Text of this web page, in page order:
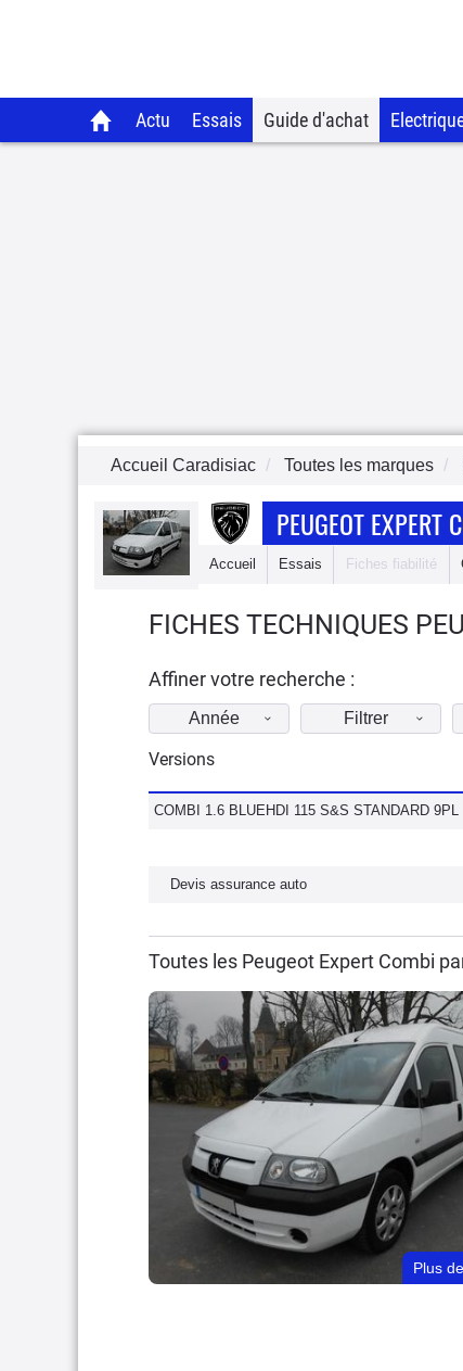
Actu Essais Guide d'achat
Accueil Caradisiac Toutes les marques
PEUGEOT EXPERT
Accueil Essais Fiches fiabilité
FICHES TECHNIQUES
Affiner votre recherche :
Année Filtrer
Versions
COMBI 1.6 BLUEHDI 115 S&S STANDARD 9PL
Devis assurance auto
Toutes les Peugeot Expert Combi
Plus